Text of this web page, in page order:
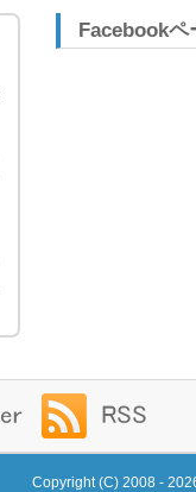
Facebookペ
Copyright (C) 2008 -